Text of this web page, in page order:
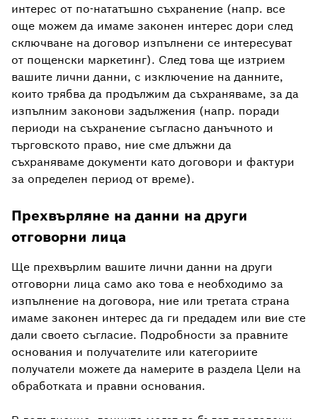
интерес от по-нататъшно съхранение (напр. все
още можем да имаме законен интерес дори след
сключване на договор изпълнени се интересуват
от пощенски маркетинг). След това ще изтрием
вашите лични данни, с изключение на данните,
които трябва да продължим да съхраняваме, за да
изпълним законови задължения (напр. поради
периоди на съхранение съгласно данъчното и
търговското право, ние сме длъжни да
съхраняваме документи като договори и фактури
за определен период от време).
Прехвърляне на данни на други
отговорни лица
Ще прехвърлим вашите лични данни на други
отговорни лица само ако това е необходимо за
изпълнение на договора, ние или третата страна
имаме законен интерес да ги предадем или вие сте
дали своето съгласие. Подробности за правните
основания и получателите или категориите
получатели можете да намерите в раздела Цели на
обработката и правни основания.